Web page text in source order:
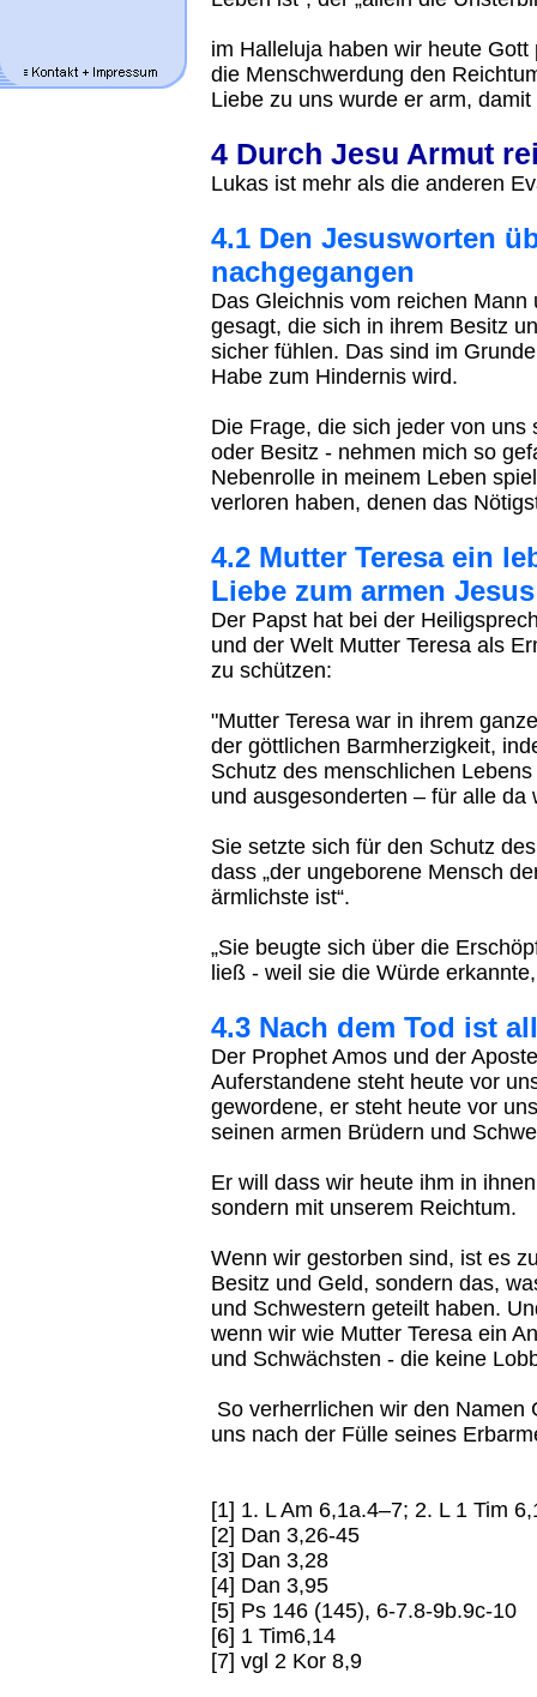
im Halleluja haben wir heute
die Menschwerdung den
Liebe zu uns wurde er arm, damit
4 Durch Jesu Armut
Lukas ist mehr als die anderen
4.1 Den Jesusworten
nachgegangen
Das Gleichnis vom reichen
gesagt, die sich in ihrem Besitz
sicher fühlen. Das sind im
Habe zum Hindernis wird.
Die Frage, die sich jeder von
oder Besitz - nehmen mich so
Nebenrolle in meinem Leben
verloren haben, denen das
4.2 Mutter Teresa ein
Liebe zum armen Jesus
Der Papst hat bei der
und der Welt Mutter Teresa als
zu schützen:
"Mutter Teresa war in ihrem
der göttlichen Barmherzigkeit,
Schutz des menschlichen
und ausgesonderten – für alle da
Sie setzte sich für den Schutz
dass „der ungeborene Mensch
ärmlichste ist“.
„Sie beugte sich über die
ließ - weil sie die Würde
4.3 Nach dem Tod ist
Der Prophet Amos und der
Auferstandene steht heute vor
gewordene, er steht heute vor
seinen armen Brüdern und
Er will dass wir heute ihm in
sondern mit unserem Reichtum.
Wenn wir gestorben sind, ist es
Besitz und Geld, sondern das,
und Schwestern geteilt haben.
wenn wir wie Mutter Teresa ein
und Schwächsten - die keine
So verherrlichen wir den Namen
uns nach der Fülle seines
[1] 1. L Am 6,1a.4–7; 2. L 1 Tim
[2] Dan 3,26-45
[3] Dan 3,28
[4] Dan 3,95
[5] Ps 146 (145), 6-7.8-9b.9c-10
[6] 1 Tim6,14
[7] vgl 2 Kor 8,9